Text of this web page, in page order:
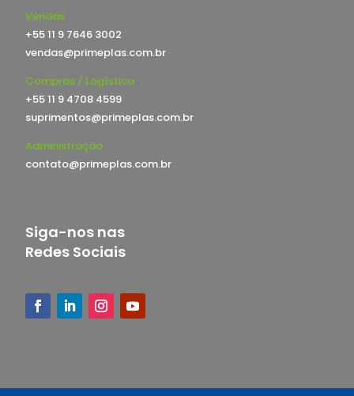
Vendas
+55 11 9 7646 3002
vendas@primeplas.com.br
Compras / Logística
+55 11 9 4708 4599
suprimentos@primeplas.com.br
Administração
contato@primeplas.com.br
Siga-nos nas
Redes Sociais